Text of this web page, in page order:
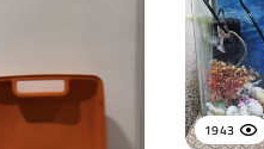
1943